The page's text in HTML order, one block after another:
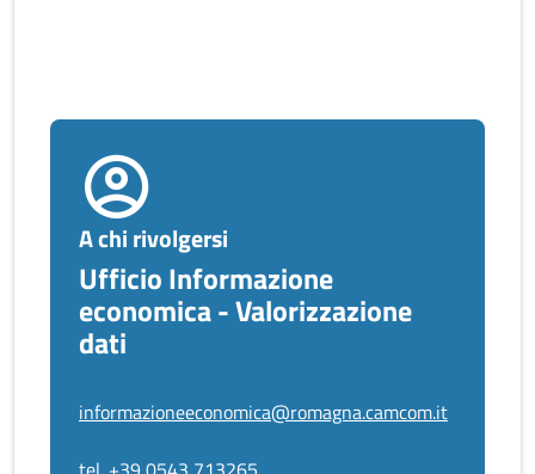
A chi rivolgersi
Ufficio Informazione
economica - Valorizzazione
dati
informazioneeconomica@romagna.camcom.it